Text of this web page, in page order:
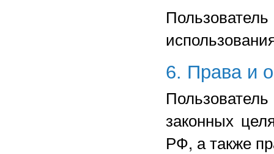
6. Права и
законных
РФ, а также